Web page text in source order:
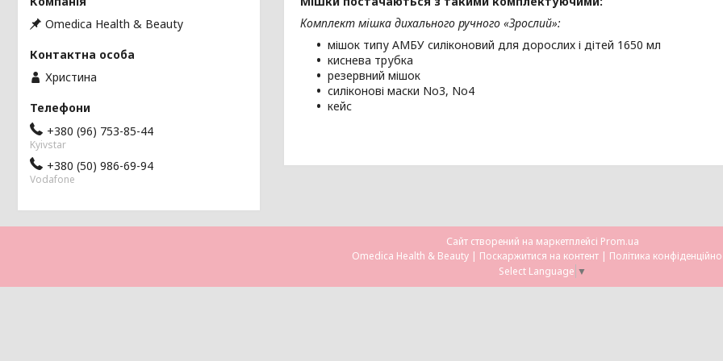
Комплект мішка дихального ручного «Зрослий»:
мішок типу АМБУ силіконовий для дорослих і дітей 1650 мл
киснева трубка
резервний мішок
силіконові маски No3, No4
кейс
Omedica Health & Beauty
Христина
+380 (96) 753-85-44
Kyivstar
+380 (50) 986-69-94
Vodafone
Сайт створений на маркетплейсі Prom.ua
Omedica Health & Beauty | Поскаржитися на контент | Політика
Select Language ▼